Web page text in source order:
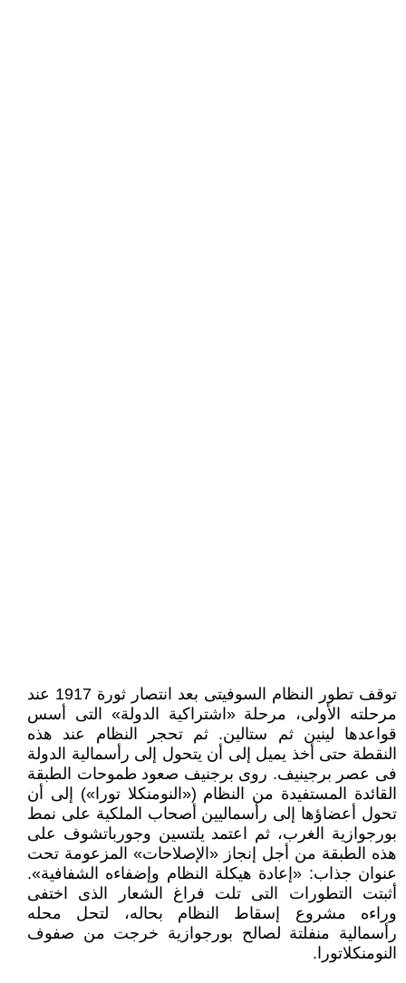
توقف تطور النظام السوفيتى بعد انتصار ثورة 1917 عند
مرحلته الأولى، مرحلة «اشتراكية الدولة» التى أسس
قواعدها لينين ثم ستالين. ثم تحجر النظام عند هذه
النقطة حتى أخذ يميل إلى أن يتحول إلى رأسمالية الدولة
فى عصر برجينيف. روى برجنيف صعود طموحات الطبقة
القائدة المستفيدة من النظام («النومنكلا تورا») إلى أن
تحول أعضاؤها إلى رأسماليين أصحاب الملكية على نمط
بورجوازية الغرب، ثم اعتمد يلتسين وجورباتشوف على
هذه الطبقة من أجل إنجاز «الإصلاحات» المزعومة تحت
عنوان جذاب: «إعادة هيكلة النظام وإضفاءه الشفافية».
أثبتت التطورات التى تلت فراغ الشعار الذى اختفى
وراءه مشروع إسقاط النظام بحاله، لتحل محله
رأسمالية منفلتة لصالح بورجوازية خرجت من صفوف
النومنكلاتورا.